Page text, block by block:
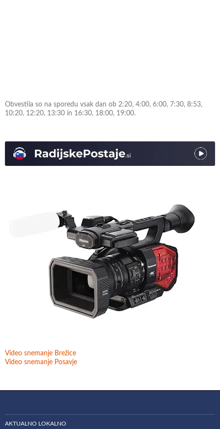
Obvestila so na sporedu vsak dan ob 2:20, 4:00, 6:00, 7:30, 8:53,
10:20, 12:20, 13:30 in 16:30, 18:00, 19:00.
Video snemanje Brežice
Video snemanje Posavje
AKTUALNO LOKALNO